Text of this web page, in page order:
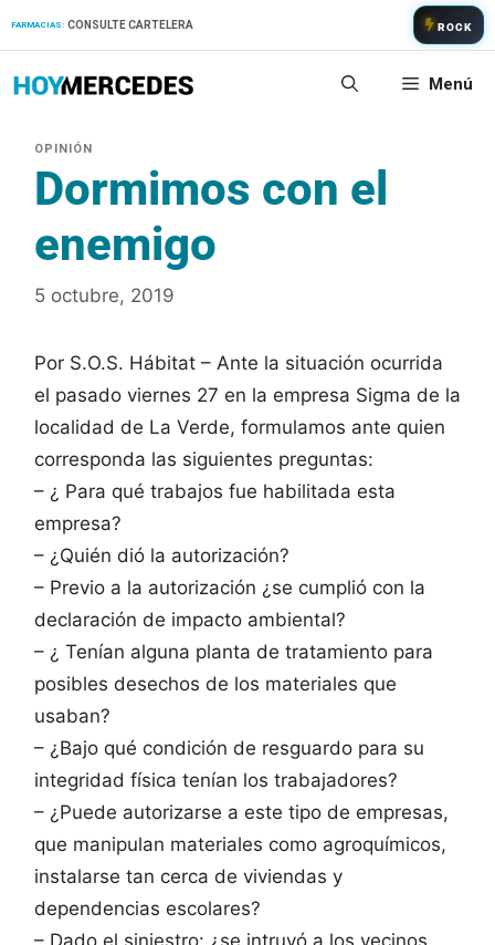
FARMACIAS: CONSULTE CARTELERA ROCK
Menú
Dormimos con el
enemigo
5 octubre, 2019
Por S.O.S. Hábitat – Ante la situación ocurrida
el pasado viernes 27 en la empresa Sigma de la
localidad de La Verde, formulamos ante quien
corresponda las siguientes preguntas:
– ¿ Para qué trabajos fue habilitada esta
empresa?
– ¿Quién dió la autorización?
– Previo a la autorización ¿se cumplió con la
declaración de impacto ambiental?
– ¿ Tenían alguna planta de tratamiento para
posibles desechos de los materiales que
usaban?
– ¿Bajo qué condición de resguardo para su
integridad física tenían los trabajadores?
– ¿Puede autorizarse a este tipo de empresas,
que manipulan materiales como agroquímicos,
instalarse tan cerca de viviendas y
dependencias escolares?
– Dado el siniestro: ¿se intruyó a los vecinos